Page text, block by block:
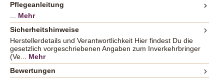
Pflegeanleitung
Mehr
Sicherheitshinweise
Herstellerdetails und Verantwortlichkeit Hier findest Du die
gesetzlich vorgeschriebenen Angaben zum Inverkehrbringer
(Ve... Mehr
Bewertungen